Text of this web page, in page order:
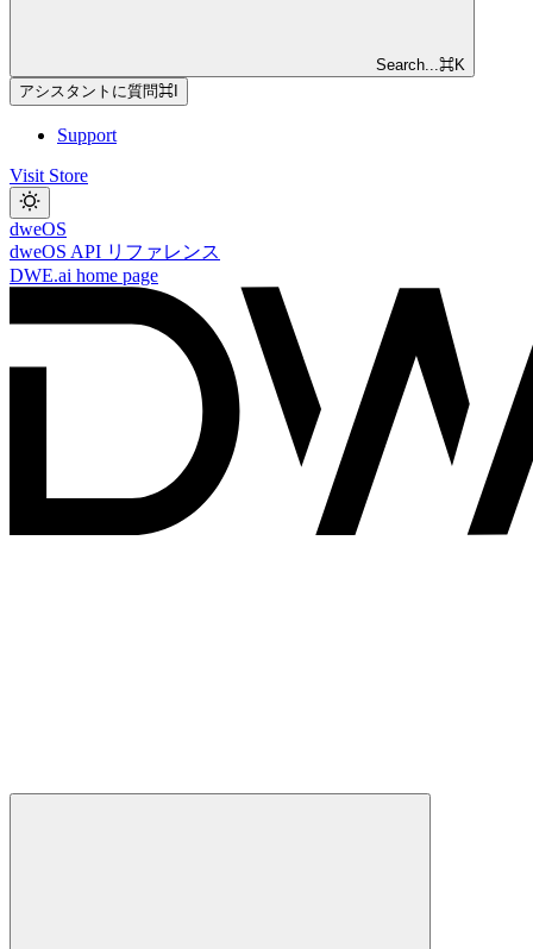
Search...⌘K
アシスタントに質問⌘
Support
Visit Store
dweOS
dweOS API リファレンス
DWE.ai home page